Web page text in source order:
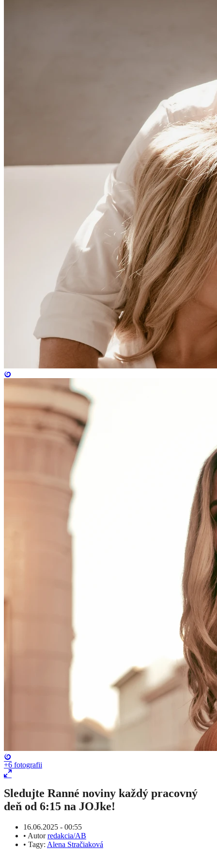
+6 fotografii
Sledujte Ranné noviny každý pracovný
deň od 6:15 na JOJke!
16.06.2025 - 00:55
• Autorredakcia/AB
• Tagy: Alena Stračiaková